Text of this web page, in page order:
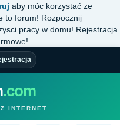
aby móc korzystać ze
to forum! Rozpocznij
pracy w domu! Rejestracja
.com
INTERNET